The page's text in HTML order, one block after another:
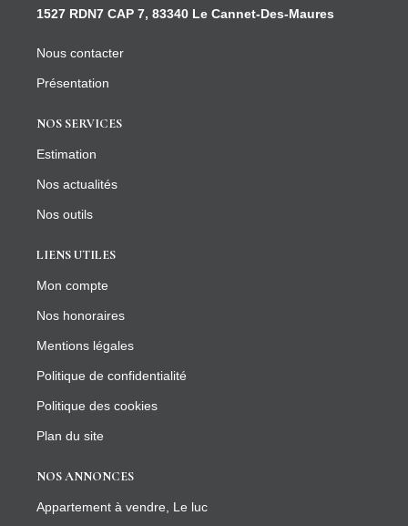
1527 RDN7 CAP 7, 83340 Le Cannet-Des-Maures
Nous contacter
Présentation
NOS SERVICES
Estimation
Nos actualités
Nos outils
LIENS UTILES
Mon compte
Nos honoraires
Mentions légales
Politique de confidentialité
Politique des cookies
Plan du site
NOS ANNONCES
Appartement à vendre, Le luc